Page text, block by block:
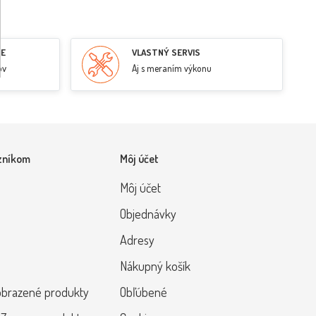
VLASTNÝ SERVIS
Aj s meraním výkonu
produkty
Môj účet
Môj účet
Objednávky
Adresy
Nákupný košík
Obľúbené